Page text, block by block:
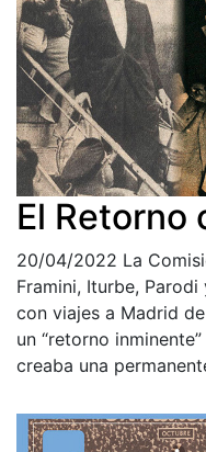
El Retorno
20/04/2022 La
Framini, Iturbe,
con viajes a Madrid
un “retorno
creaba una